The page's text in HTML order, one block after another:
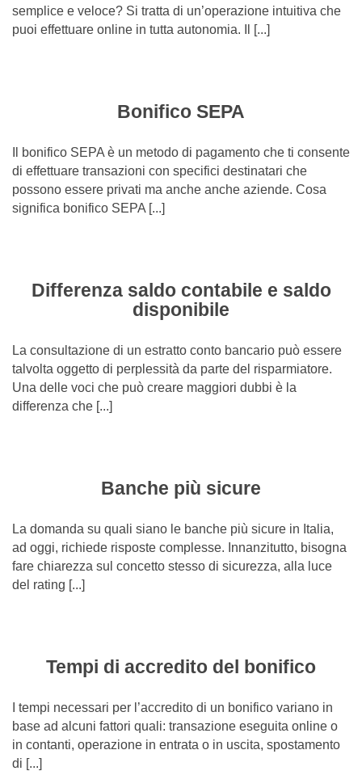
semplice e veloce? Si tratta di un’operazione intuitiva che
puoi effettuare online in tutta autonomia. Il [...]
Bonifico SEPA
Il bonifico SEPA è un metodo di pagamento che ti consente
di effettuare transazioni con specifici destinatari che
possono essere privati ma anche anche aziende. Cosa
significa bonifico SEPA [...]
Differenza saldo contabile e saldo
disponibile
La consultazione di un estratto conto bancario può essere
talvolta oggetto di perplessità da parte del risparmiatore.
Una delle voci che può creare maggiori dubbi è la
differenza che [...]
Banche più sicure
La domanda su quali siano le banche più sicure in Italia,
ad oggi, richiede risposte complesse. Innanzitutto, bisogna
fare chiarezza sul concetto stesso di sicurezza, alla luce
del rating [...]
Tempi di accredito del bonifico
I tempi necessari per l’accredito di un bonifico variano in
base ad alcuni fattori quali: transazione eseguita online o
in contanti, operazione in entrata o in uscita, spostamento
di [...]